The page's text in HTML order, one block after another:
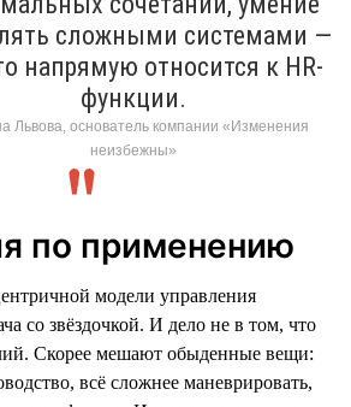
сложными системами —
напрямую относится к HR-
функции.
Львова, основатель компании «Изменения
неизбежны»
по применению
модели управления
со звёздочкой. И дело не в том, что
Скорее мешают обыденные вещи:
всё сложнее маневрировать,